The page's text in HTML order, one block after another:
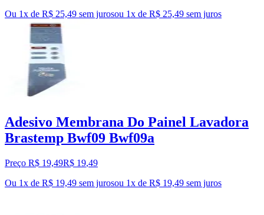
Ou 1x de R$ 25,49 sem jurosou 1x de R$ 25,49 sem juros
Adesivo Membrana Do Painel Lavadora
Brastemp Bwf09 Bwf09a
Preço R$ 19,49R$ 19,49
Ou 1x de R$ 19,49 sem jurosou 1x de R$ 19,49 sem juros